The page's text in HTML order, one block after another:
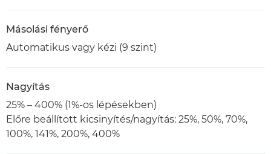
Másolási fényerő
Automatikus vagy kézi (9 szint)
Nagyítás
25% – 400% (1%-os lépésekben)
Előre beállított kicsinyítés/nagyítás: 25%, 50%, 70%,
100%, 141%, 200%, 400%